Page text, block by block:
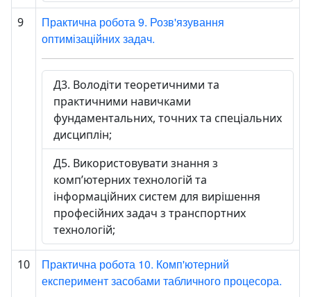
9
Практична робота 9. Розв'язування
оптимізаційних задач.
Д3. Володіти теоретичними та
практичними навичками
фундаментальних, точних та спеціальних
дисциплін;
Д5. Використовувати знання з
комп’ютерних технологій та
інформаційних систем для вирішення
професійних задач з транспортних
технологій;
10
Практична робота 10. Комп'ютерний
експеримент засобами табличного процесора.